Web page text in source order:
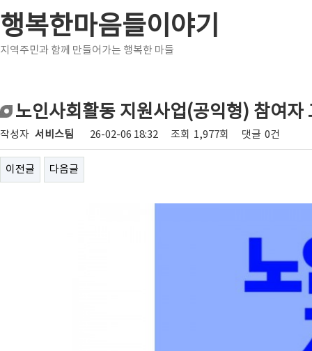
행복한마음들이야기
지역주민과 함께 만들어가는 행복한 마들
노인사회활동 지원사업(공익형) 참여자
작성자 서비스팀 26-02-06 18:32 조회 1,977회 댓글 0건
이전글 다음글